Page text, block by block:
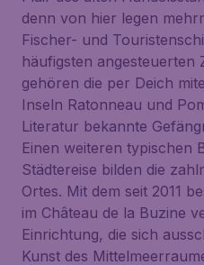
denn von hier legen
Fischer- und
häufigsten angesteuerten
gehören die per Deich
Inseln Ratonneau und
Literatur bekannte
Einen weiteren typischen
Städtereise bilden die
Ortes. Mit dem seit 2011
im Château de la Buzine
Einrichtung, die sich
Kunst des